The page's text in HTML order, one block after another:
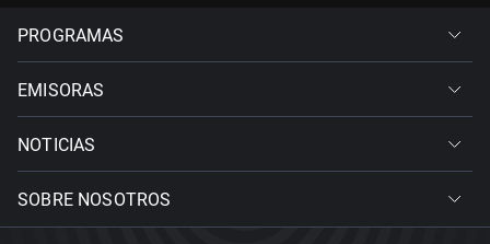
PROGRAMAS
EMISORAS
NOTICIAS
SOBRE NOSOTROS